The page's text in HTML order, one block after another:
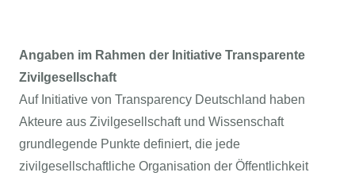
Angaben im Rahmen der Initiative Transparente
Zivilgesellschaft
Auf Initiative von Transparency Deutschland haben
Akteure aus Zivilgesellschaft und Wissenschaft
grundlegende Punkte definiert, die jede
zivilgesellschaftliche Organisation der Öffentlichkeit